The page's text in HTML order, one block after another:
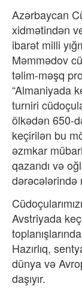
Azərbaycan
xidmətindən
ibarət milli
Məmmədov
təlim-məşq
“Almaniyada
turniri
ölkədən 650-
keçirilən bu
əzmkar
qazandı və
dərəcələrində
Avstriyada
Hazırlıq,
dünya və
daşıyır.